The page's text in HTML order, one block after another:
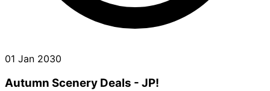
01 Jan 2030
Autumn Scenery Deals - JP!